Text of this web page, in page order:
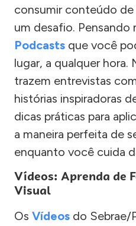
consumir conteúdo
um desafio. Pensando
Podcasts que você
lugar, a qualquer hora.
trazem entrevistas
histórias inspiradoras
dicas práticas para
a maneira perfeita de
enquanto você cuida
Vídeos: Aprenda de
Visual
Os Vídeos do Sebrae/